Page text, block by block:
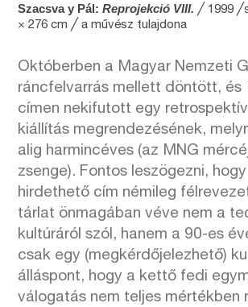
Szacsva y Pál:Reprojekció VIII. ╱ 1999
× 276 cm ╱ a művész tulajdona
Októberben a Magyar Nemzeti
ráncfelvarrás mellett döntött, és
címen nekifutott egy
kiállítás megrendezésének,
alig harmincéves (az MNG
zsenge). Fontos leszögezni,
hirdethető cím némileg
tárlat önmagában véve nem a
kultúráról szól, hanem a 90-es
csak egy (megkérdőjelezhető)
álláspont, hogy a kettő fedi
válogatás nem teljes mértékben